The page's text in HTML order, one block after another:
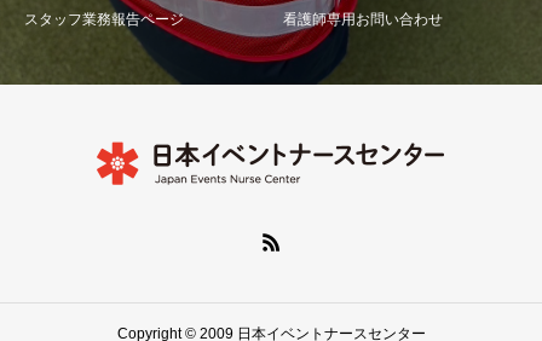
スタッフ業務報告ページ 看護師専用お問い合わせ
Copyright © 2009 日本イベントナースセンター